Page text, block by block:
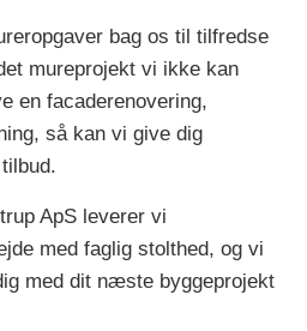
bag os til tilfredse
mureprojekt vi ikke kan
en facaderenovering,
så kan vi give dig
ApS leverer vi
med faglig stolthed, og vi
med dit næste byggeprojekt